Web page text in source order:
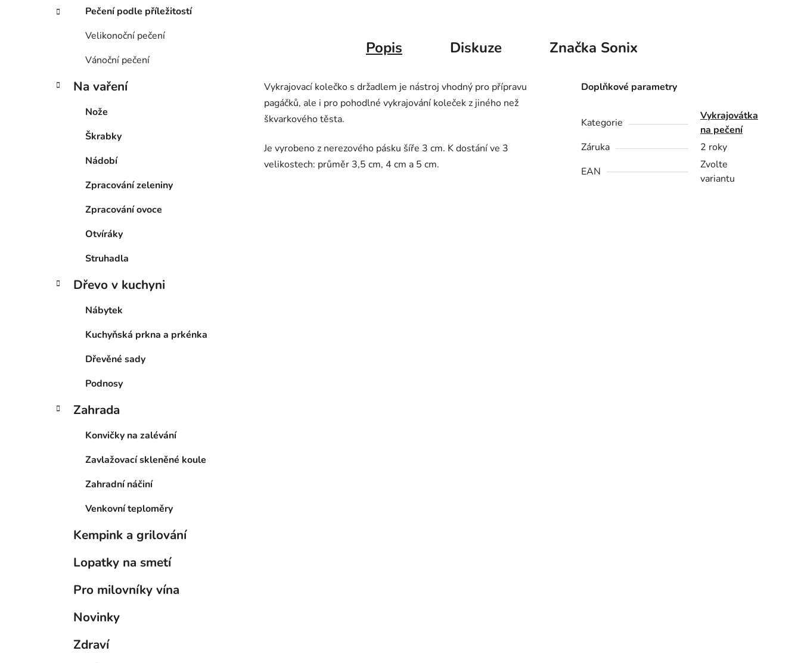
Pečení podle příležitostí
Velikonoční pečení
Vánoční pečení
Na vaření
Nože
Škrabky
Nádobí
Zpracování zeleniny
Zpracování ovoce
Otvíráky
Struhadla
Dřevo v kuchyni
Nábytek
Kuchyňská prkna a prkénka
Dřevěné sady
Podnosy
Zahrada
Konvičky na zalévání
Zavlažovací skleněné koule
Zahradní náčiní
Venkovní teploměry
Kempink a grilování
Lopatky na smetí
Pro milovníky vína
Novinky
Zdraví
Popis Diskuze Značka Sonix
Vykrajovací kolečko s držadlem je nástroj vhodný pro přípravu
pagáčků, ale i pro pohodlné vykrajování koleček z jiného než
škvarkového těsta.
Je vyrobeno z nerezového pásku šíře 3 cm. K dostání ve 3
velikostech: průměr 3,5 cm, 4 cm a 5 cm.
Doplňkové parametry
Kategorie
Vykrajovátka
na pečení
Záruka
2 roky
EAN
Zvolte
variantu